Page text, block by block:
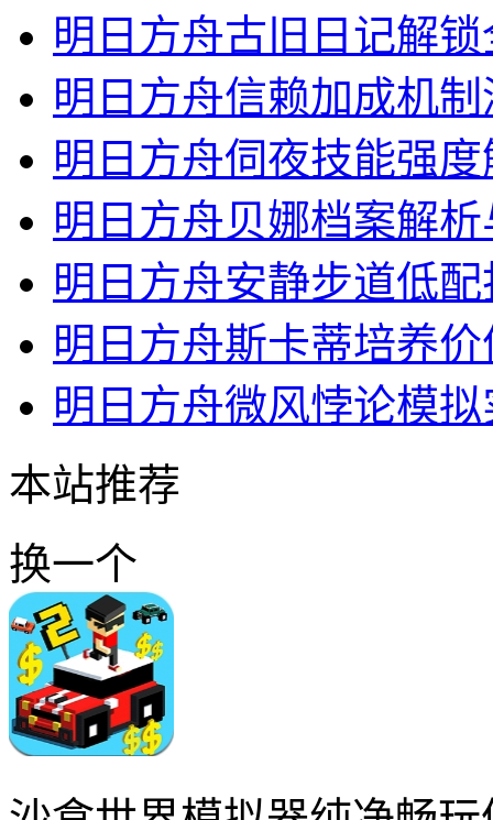
明日方舟古旧日记解
明日方舟信赖加成机
明日方舟伺夜技能强
明日方舟贝娜档案解
明日方舟安静步道低
明日方舟斯卡蒂培养
明日方舟微风悖论模
本站推荐
换一个